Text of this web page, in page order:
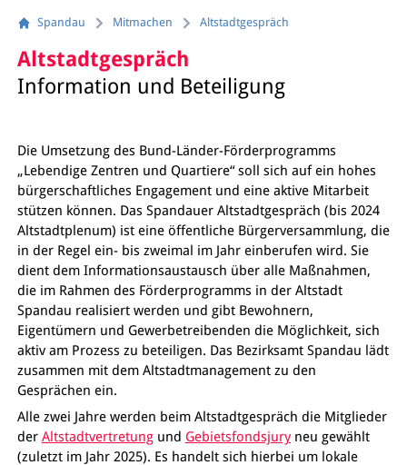
Spandau Mitmachen Altstadtgespräch
Altstadtgespräch
Information und Beteiligung
Die Umsetzung des Bund-Länder-Förderprogramms
„Lebendige Zentren und Quartiere“ soll sich auf ein hohes
bürgerschaftliches Engagement und eine aktive Mitarbeit
stützen können. Das Spandauer Altstadtgespräch (bis 2024
Altstadtplenum) ist eine öffentliche Bürgerversammlung, die
in der Regel ein- bis zweimal im Jahr einberufen wird. Sie
dient dem Informationsaustausch über alle Maßnahmen,
die im Rahmen des Förderprogramms in der Altstadt
Spandau realisiert werden und gibt Bewohnern,
Eigentümern und Gewerbetreibenden die Möglichkeit, sich
aktiv am Prozess zu beteiligen. Das Bezirksamt Spandau lädt
zusammen mit dem Altstadtmanagement zu den
Gesprächen ein.
Alle zwei Jahre werden beim Altstadtgespräch die Mitglieder
der Altstadtvertretungund Gebietsfondsjuryneu gewählt
(zuletzt im Jahr 2025). Es handelt sich hierbei um lokale